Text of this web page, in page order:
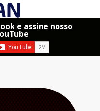
e assine nosso